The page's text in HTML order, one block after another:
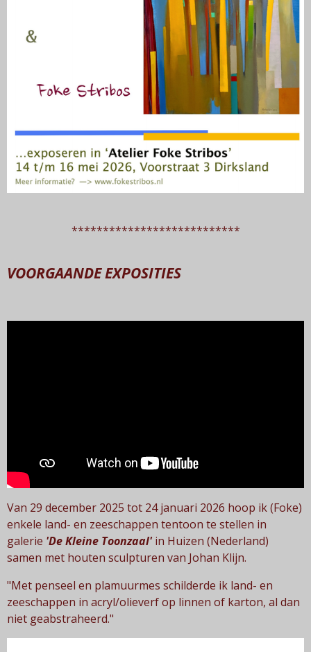
***************************
VOORGAANDE EXPOSITIES
Van 29 december 2025 tot 24 januari 2026 hoop ik (Foke)
enkele land- en zeeschappen tentoon te stellen in
galerie 'De Kleine Toonzaal' in Huizen (Nederland)
samen met houten sculpturen van Johan Klijn.
"Met penseel en plamuurmes schilderde ik land- en
zeeschappen in acryl/olieverf op linnen of karton, al dan
niet geabstraheerd."